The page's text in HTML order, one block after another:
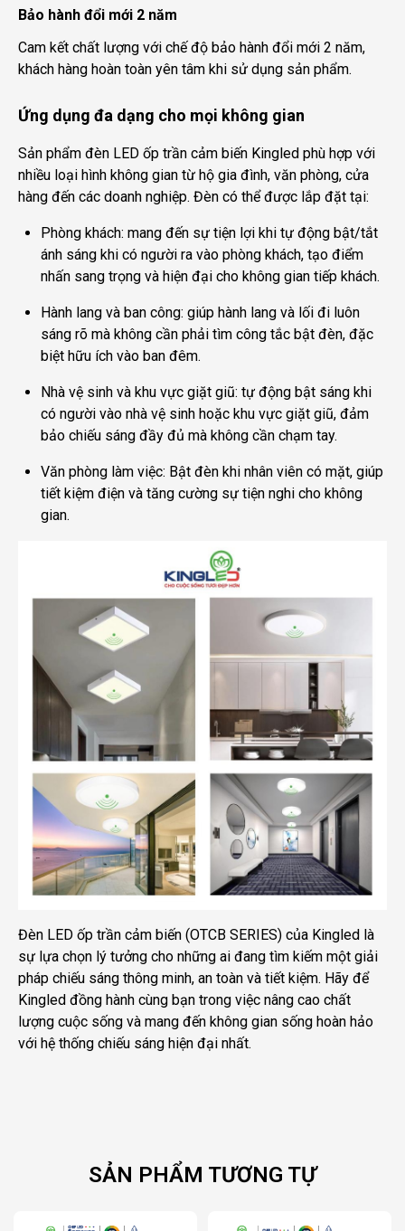
Bảo hành đổi mới 2 năm
Cam kết chất lượng với chế độ bảo hành đổi mới 2 năm,
khách hàng hoàn toàn yên tâm khi sử dụng sản phẩm.
Ứng dụng đa dạng cho mọi không gian
Sản phẩm đèn LED ốp trần cảm biến Kingled phù hợp với
nhiều loại hình không gian từ hộ gia đình, văn phòng, cửa
hàng đến các doanh nghiệp. Đèn có thể được lắp đặt tại:
Phòng khách: mang đến sự tiện lợi khi tự động bật/tắt
ánh sáng khi có người ra vào phòng khách, tạo điểm
nhấn sang trọng và hiện đại cho không gian tiếp khách.
Hành lang và ban công: giúp hành lang và lối đi luôn
sáng rõ mà không cần phải tìm công tắc bật đèn, đặc
biệt hữu ích vào ban đêm.
Nhà vệ sinh và khu vực giặt giũ: tự động bật sáng khi
có người vào nhà vệ sinh hoặc khu vực giặt giũ, đảm
bảo chiếu sáng đầy đủ mà không cần chạm tay.
Văn phòng làm việc: Bật đèn khi nhân viên có mặt, giúp
tiết kiệm điện và tăng cường sự tiện nghi cho không
gian.
Đèn LED ốp trần cảm biến (OTCB SERIES) của Kingled là
sự lựa chọn lý tưởng cho những ai đang tìm kiếm một giải
pháp chiếu sáng thông minh, an toàn và tiết kiệm. Hãy để
Kingled đồng hành cùng bạn trong việc nâng cao chất
lượng cuộc sống và mang đến không gian sống hoàn hảo
với hệ thống chiếu sáng hiện đại nhất.
SẢN PHẨM TƯƠNG TỰ